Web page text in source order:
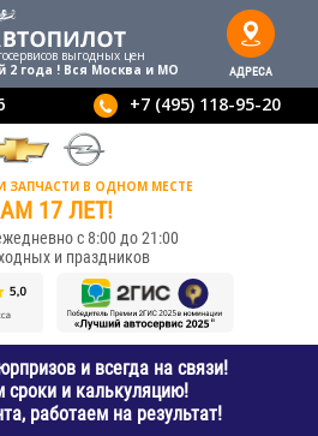
выгодныx цен
2 года ! Вся Москва и МО
АДРЕСА
+7 (495) 118-95-20
ЗАПЧАСТИ В ОДНОМ МЕСТЕ
17 ЛЕТ!
с 8:00 до 21:00
и праздников
и всегда на связи!
и калькуляцию!
работаем на результат!